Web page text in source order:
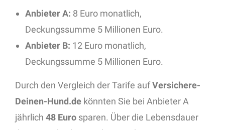
Anbieter A: 8 Euro monatlich,
Deckungssumme 5 Millionen Euro.
Anbieter B: 12 Euro monatlich,
Deckungssumme 5 Millionen Euro.
Durch den Vergleich der Tarife aufVersichere-
Deinen-Hund.de könnten Sie bei Anbieter A
jährlich 48 Euro sparen. Über die Lebensdauer